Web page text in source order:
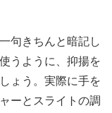
句きちんと暗記し
うように、抑揚を
ょう。実際に手を
ーとスライトの調